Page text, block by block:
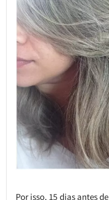
Por isso, 15 dias antes